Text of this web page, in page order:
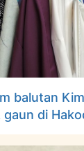
balutan
di